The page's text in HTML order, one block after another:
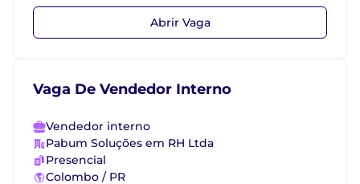
Abrir Vaga
Vaga De Vendedor Interno
Vendedor interno
Pabum Soluções em RH Ltda
Presencial
Colombo / PR